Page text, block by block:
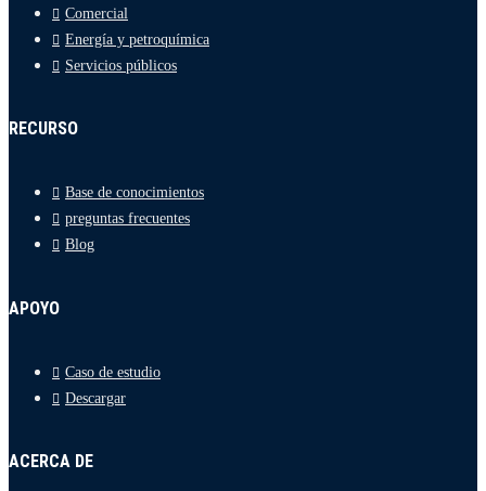
Comercial
Energía y petroquímica
Servicios públicos
RECURSO
Base de conocimientos
preguntas frecuentes
Blog
APOYO
Caso de estudio
Descargar
ACERCA DE